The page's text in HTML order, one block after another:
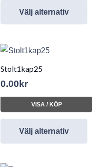
Välj alternativ
Stolt1kap25
0.00 kr
VISA / KÖP
Välj alternativ